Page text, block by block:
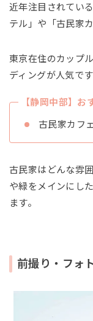
近年注目されてい
テル」や「古民家
東京在住のカップ
ディングが人気で
【静岡中部】お
古民家カフ
古民家はどんな雰
や緑をメインにし
ます。
前撮り・フォ